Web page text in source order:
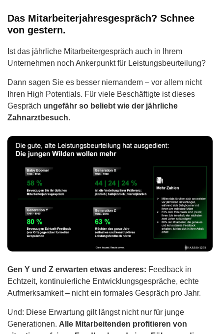
Das Mitarbeiterjahresgespräch? Schnee
von gestern.
Ist das jährliche Mitarbeitergespräch auch in Ihrem
Unternehmen noch Ankerpunkt für Leistungsbeurteilung?
Dann sagen Sie es besser niemandem – vor allem nicht
Ihren High Potentials. Für viele Beschäftigte ist dieses
Gespräch ungefähr so beliebt wie der jährliche
Zahnarztbesuch.
Gen Y und Z erwarten etwas anderes: Feedback in
Echtzeit, kontinuierliche Entwicklungsgespräche, echte
Aufmerksamkeit – nicht ein formales Gespräch pro Jahr.
Und: Diese Erwartung gilt längst nicht nur für junge
Generationen. Alle Mitarbeitenden profitieren von